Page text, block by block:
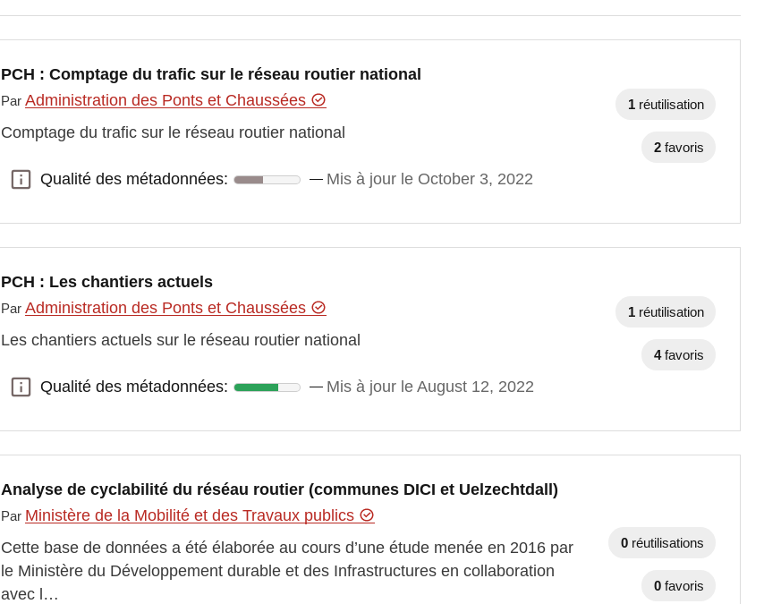
PCH : Comptage du trafic sur le réseau routier national
ParAdministration des Ponts et Chaussées
Comptage du trafic sur le réseau routier national
Qualité des métadonnées:
Qualité des métadonnées: Mis à jour le October 3, 2022
1 réutilisation
2 favoris
PCH : Les chantiers actuels
ParAdministration des Ponts et Chaussées
Les chantiers actuels sur le réseau routier national
Qualité des métadonnées:
Qualité des métadonnées: Mis à jour le August 12, 2022
1 réutilisation
4 favoris
Analyse de cyclabilité du réséau routier (communes DICI et Uelzechtdall)
Par Ministère de la Mobilité et des Travaux publics
Cette base de données a été élaborée au cours d’une étude menée en 2016 par
le Ministère du Développement durable et des Infrastructures en collaboration
avec l…
0 réutilisations
0 favoris